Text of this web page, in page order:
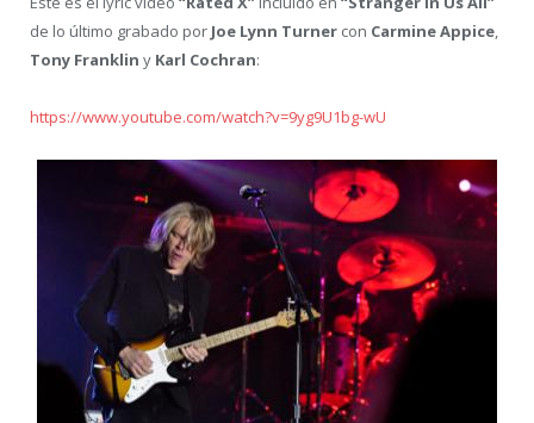
de lo último grabado por Joe Lynn Turner con Carmine Appice,
Tony Franklin y Karl Cochran:
https://www.youtube.com/watch?v=9yg9U1bg-wU